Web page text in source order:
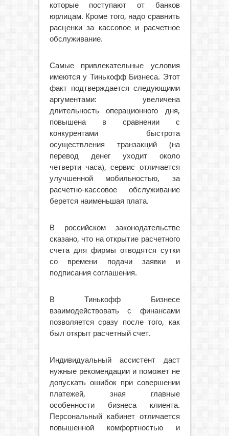
которые поступают от банков
юрлицам. Кроме того, надо сравнить
расценки за кассовое и расчетное
обслуживание.
Самые привлекательные условия
имеются у Тинькофф Бизнеса. Этот
факт подтверждается следующими
аргументами: увеличена
длительность операционного дня,
повышена в сравнении с
конкурентами быстрота
осуществления транзакций (на
перевод денег уходит около
четверти часа), сервис отличается
улучшенной мобильностью, за
расчетно-кассовое обслуживание
берется наименьшая плата.
В российском законодательстве
сказано, что на открытие расчетного
счета для фирмы отводятся сутки
со времени подачи заявки и
подписания соглашения.
В Тинькофф Бизнесе
взаимодействовать с финансами
позволяется сразу после того, как
был открыт расчетный счет.
Индивидуальный ассистент даст
нужные рекомендации и поможет не
допускать ошибок при совершении
платежей, зная главные
особенности бизнеса клиента.
Персональный кабинет отличается
повышенной комфортностью и